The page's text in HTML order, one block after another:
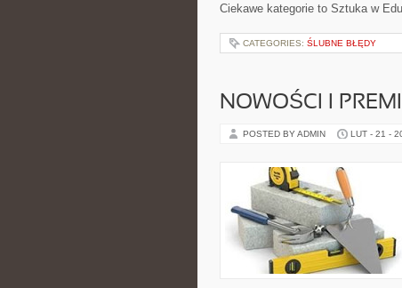
Ciekawe kategorie to Sztuka w
CATEGORIES: ŚLUBNE BŁĘDY
NOWOŚCI I
POSTED BY ADMIN LUT - 21 -